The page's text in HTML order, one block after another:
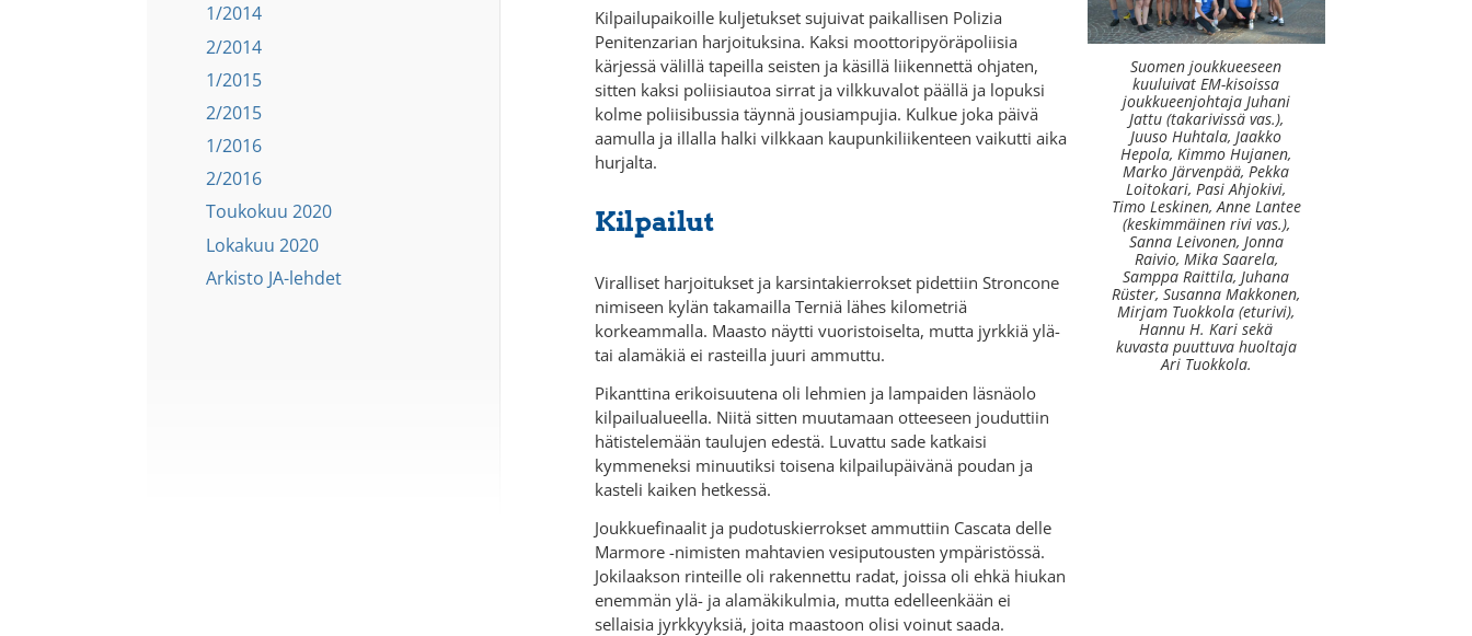
1/2014
2/2014
1/2015
2/2015
1/2016
2/2016
Toukokuu 2020
Lokakuu 2020
Arkisto JA-lehdet
Kilpailupaikoille kuljetukset sujuivat paikallisen Polizia
Penitenzarian harjoituksina. Kaksi moottoripyöräpoliisia
kärjessä välillä tapeilla seisten ja käsillä liikennettä ohjaten,
sitten kaksi poliisiautoa sirrat ja vilkkuvalot päällä ja lopuksi
kolme poliisibussia täynnä jousiampujia. Kulkue joka päivä
aamulla ja illalla halki vilkkaan kaupunkiliikenteen vaikutti aika
hurjalta.
Kilpailut
Viralliset harjoitukset ja karsintakierrokset pidettiin Stroncone
nimiseen kylän takamailla Terniä lähes kilometriä
korkeammalla. Maasto näytti vuoristoiselta, mutta jyrkkiä ylä-
tai alamäkiä ei rasteilla juuri ammuttu.
Pikanttina erikoisuutena oli lehmien ja lampaiden läsnäolo
kilpailualueella. Niitä sitten muutamaan otteeseen jouduttiin
hätistelemään taulujen edestä. Luvattu sade katkaisi
kymmeneksi minuutiksi toisena kilpailupäivänä poudan ja
kasteli kaiken hetkessä.
Joukkuefinaalit ja pudotuskierrokset ammuttiin Cascata delle
Marmore -nimisten mahtavien vesiputousten ympäristössä.
Jokilaakson rinteille oli rakennettu radat, joissa oli ehkä hiukan
enemmän ylä- ja alamäkikulmia, mutta edelleenkään ei
sellaisia jyrkkyyksiä, joita maastoon olisi voinut saada.
Suomen joukkueeseen
kuuluivat EM-kisoissa
joukkueenjohtaja Juhani
Jattu (takarivissä vas.),
Juuso Huhtala, Jaakko
Hepola, Kimmo Hujanen,
Marko Järvenpää, Pekka
Loitokari, Pasi Ahjokivi,
Timo Leskinen, Anne Lantee
(keskimmäinen rivi vas.),
Sanna Leivonen, Jonna
Raivio, Mika Saarela,
Samppa Raittila, Juhana
Rüster, Susanna Makkonen,
Mirjam Tuokkola (eturivi),
Hannu H. Kari sekä
kuvasta puuttuva huoltaja
Ari Tuokkola.